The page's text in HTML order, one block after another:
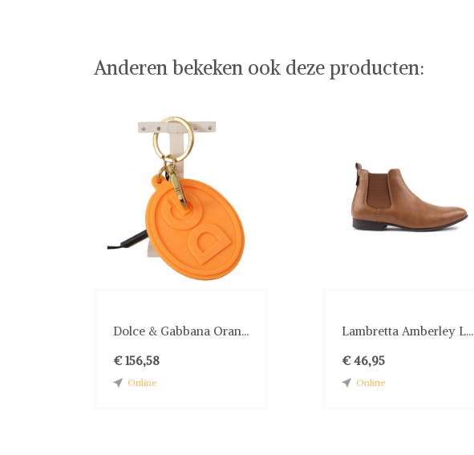
Anderen bekeken ook deze producten:
Dolce & Gabbana Oran...
€ 156,58
Online
Lambretta Amberley L...
€ 46,95
Online